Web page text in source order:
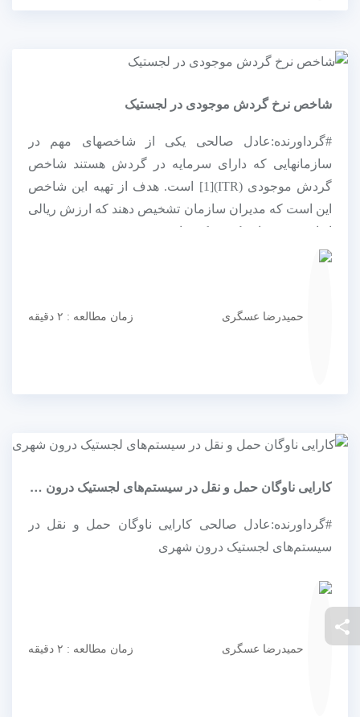
شاخص نرخ گردش موجودی در لجستیک
#گرداورنده:عادل صالحی یکی از شاخص­های مهم در
سازمان­هایی که دارای سرمایه در گردش هستند شاخص
گردش موجودی (ITR)[1] است. هدف از تهیه این شاخص
این است که مدیران سازمان تشخیص دهند که ارزش ریالی
انواع موجودی­های یک شرکت (اعم...
حمیدرضا عسگری زمان مطالعه : ۲ دقیقه
کارایی ناوگان حمل و نقل در سیستم‌های لجستیک درون شهری
#گرداورنده:عادل صالحی کارایی ناوگان حمل و نقل در
سیستم‌های لجستیک درون شهری
حمیدرضا عسگری زمان مطالعه : ۲ دقیقه